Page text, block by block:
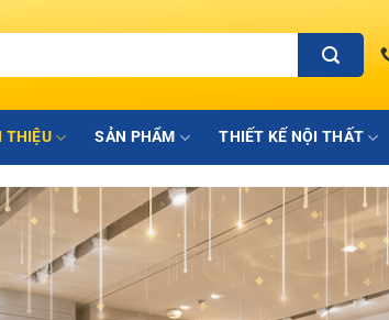
THIỆU SẢN PHẨM THIẾT KẾ NỘI THẤT